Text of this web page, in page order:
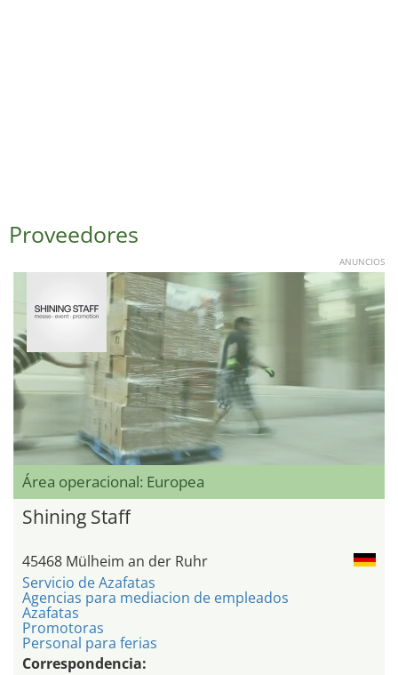
Proveedores
ANUNCIOS
Área operacional: Europea
Shining Staff
45468 Mülheim an der Ruhr
Servicio de Azafatas
Agencias para mediacion de empleados
Azafatas
Promotoras
Personal para ferias
Correspondencia: